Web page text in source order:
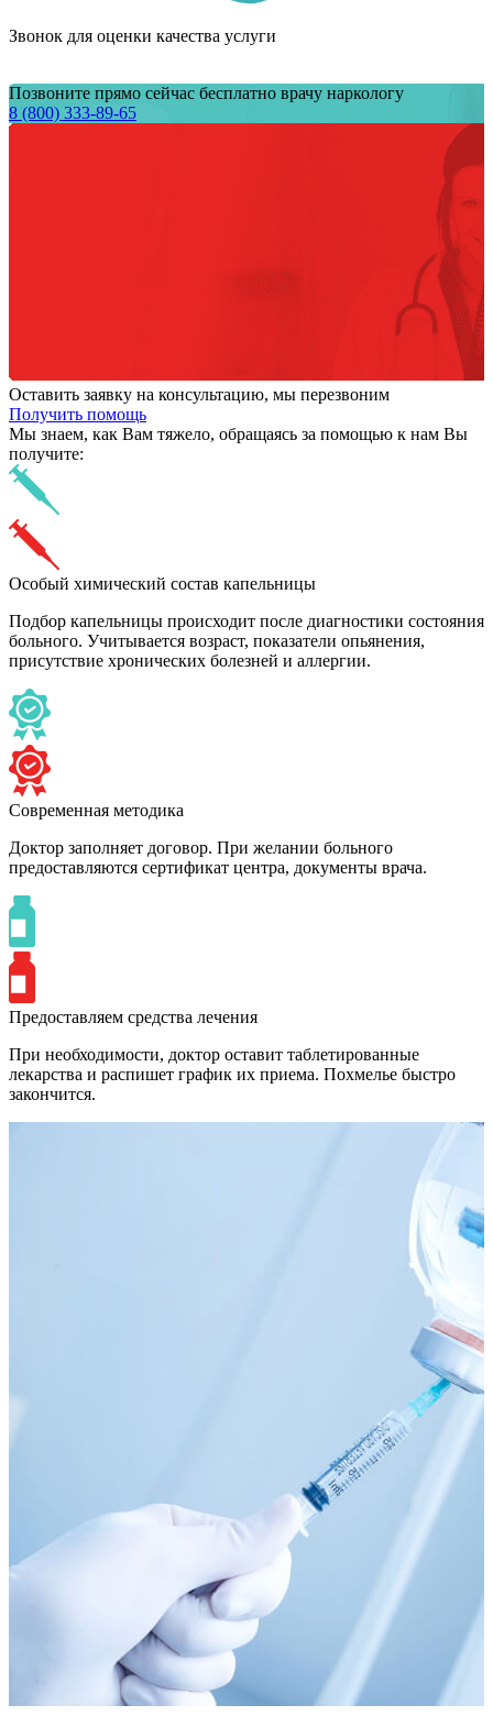
Звонок для оценки качества услуги
Позвоните прямо сейчас бесплатно врачу наркологу
8 (800) 333-89-65
Оставить заявку на консультацию, мы перезвоним
Получить помощь
Мы знаем, как Вам тяжело, обращаясь за помощью к нам Вы
получите:
Особый химический состав капельницы
Подбор капельницы происходит после диагностики состояния
больного. Учитывается возраст, показатели опьянения,
присутствие хронических болезней и аллергии.
Современная методика
Доктор заполняет договор. При желании больного
предоставляются сертификат центра, документы врача.
Предоставляем средства лечения
При необходимости, доктор оставит таблетированные
лекарства и распишет график их приема. Похмелье быстро
закончится.